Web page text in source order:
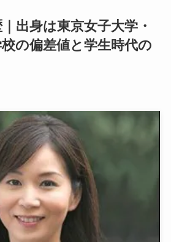
出身は東京女子大学・
の偏差値と学生時代の